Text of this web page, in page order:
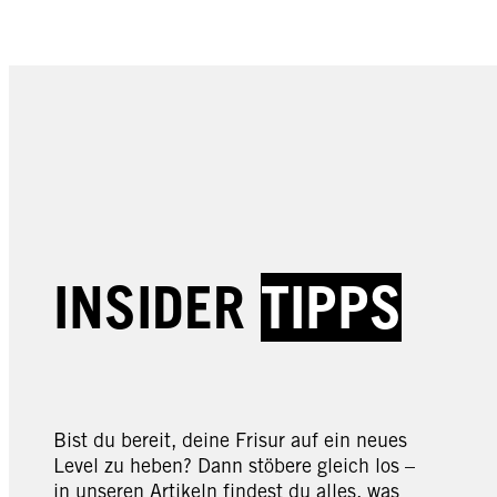
KurTotal Repair
Haarspitzenfluid
INSIDER TIPPS
Bist du bereit, deine Frisur auf ein neues
Level zu heben? Dann stöbere gleich los –
in unseren Artikeln findest du alles, was